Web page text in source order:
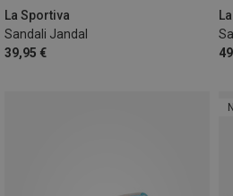
La Sportiva
Sandali Jandal
39,95 €